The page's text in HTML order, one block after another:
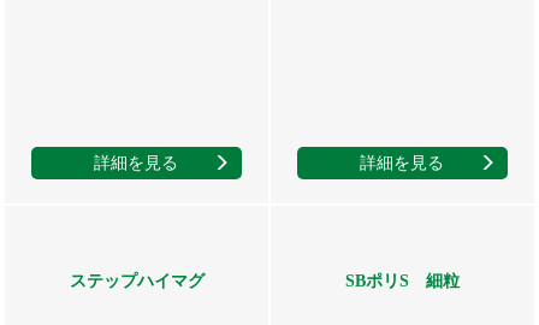
詳細を見る 詳細を見る
ステップハイマグ SBポリS 細粒